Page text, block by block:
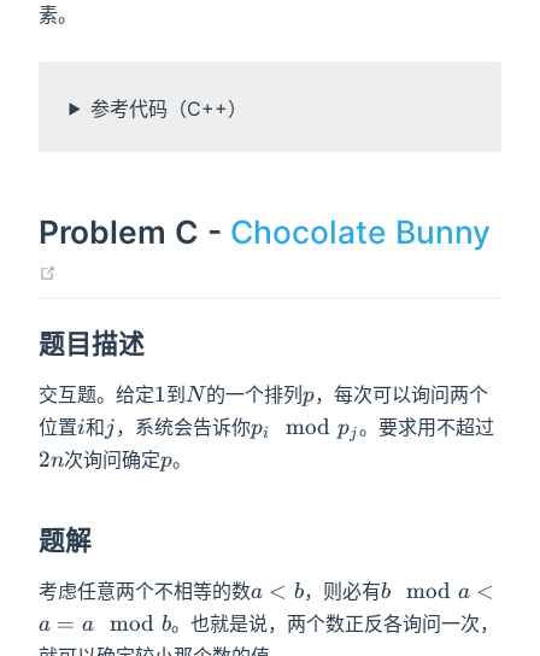
素。
参考代码（C++）
Problem C - Chocolate Bunny
题目描述
交互题。给定1
1到 N
N的一个排列p
p，每次可以询问两个
位置i
i和jj，系统会告诉你p_i\mod
pi mod pj。要求用不超过
2n次询问确定p
p。
题解
考虑任意两个不相等的数a<b
a < b，则必有b\mod
a<a=a\mod
b mod a <
a = a mod b。也就是说，两个数正反各询问一次，